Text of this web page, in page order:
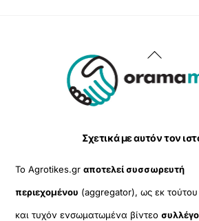
Back
To
Σχετικά με αυτόν τον
Το Agrotikes.grαποτελεί συσσωρευτή
περιεχομένου (aggregator), ως εκ
και τυχόν ενσωματωμένα βίντεο